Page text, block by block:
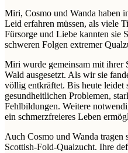
Miri, Cosmo und Wanda haben
Leid erfahren müssen, als viele
Fürsorge und Liebe kannten sie
schweren Folgen extremer
Miri wurde gemeinsam mit ihrer
Wald ausgesetzt. Als wir sie
völlig entkräftet. Bis heute leidet
gesundheitlichen Problemen,
Fehlbildungen. Weitere
ein schmerzfreieres Leben
Auch Cosmo und Wanda tragen
Scottish-Fold-Qualzucht. Ihre